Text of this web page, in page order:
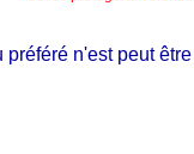
n'est peut être